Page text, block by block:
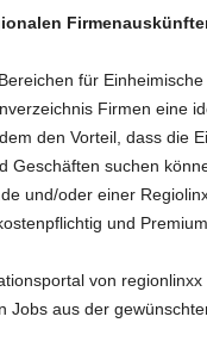
für
Firmen eine
den Vorteil, dass die
Geschäften suchen
und/oder einer
und
von
aus der